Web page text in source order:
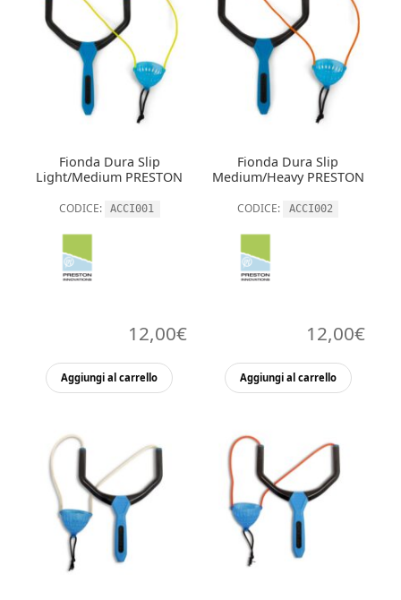
Fionda Dura Slip
Light/Medium PRESTON
CODICE: ACCI001
12,00€
Aggiungi al carrello
Fionda Dura Slip
Medium/Heavy PRESTON
CODICE: ACCI002
12,00€
Aggiungi al carrello